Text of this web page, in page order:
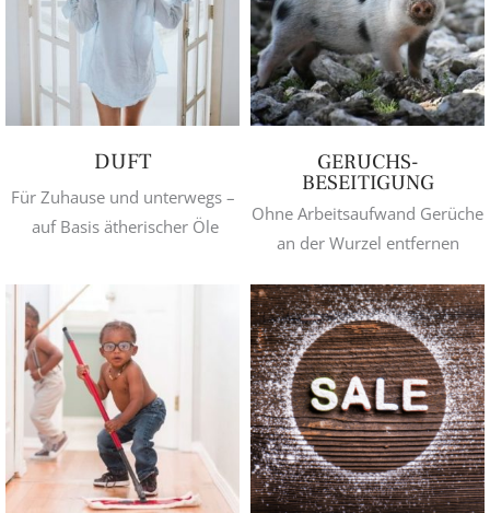
DUFT
Für Zuhause und unterwegs –
auf Basis ätherischer Öle
GERUCHS-
BESEITIGUNG
Ohne Arbeitsaufwand Gerüche
an der Wurzel entfernen